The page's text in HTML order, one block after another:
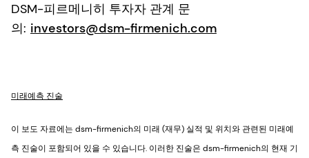
DSM-피르메니히 투자자 관계 문
의: investors@dsm-firmenich.com
미래예측 진술
이 보도 자료에는 dsm-firmenich의 미래 (재무) 실적 및 위치와 관련된 미래예
측 진술이 포함되어 있을 수 있습니다. 이러한 진술은 dsm-firmenich의 현재 기